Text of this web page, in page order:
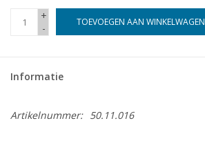
+
-
TOEVOEGEN AAN WINKELWAGEN
Informatie
Artikelnummer: 50.11.016